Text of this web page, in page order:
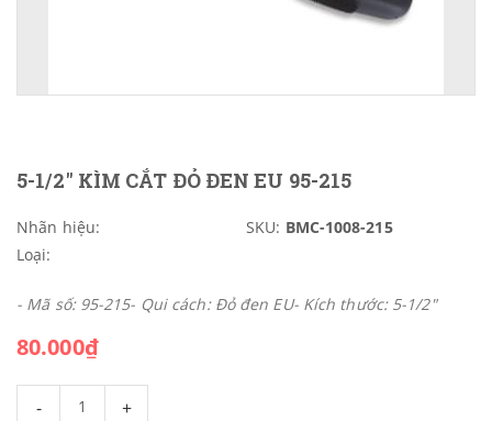
5-1/2" KÌM CẮT ĐỎ ĐEN EU 95-215
Nhãn hiệu: SKU: BMC-1008-215
Loại:
- Mã số: 95-215- Qui cách: Đỏ đen EU- Kích thước: 5-1/2"
80.000₫
- +